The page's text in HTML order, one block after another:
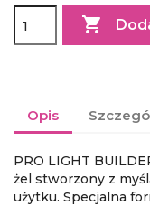

Opis
PRO LIGHT
żel stworzony z
użytku. Specjalna